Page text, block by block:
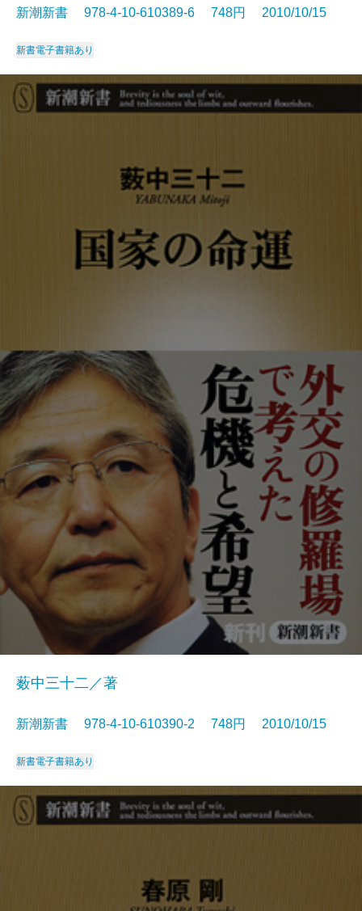
新潮新書 978-4-10-610389-6 748円 2010/10/15
新書電子書籍あり
薮中三十二／著
新潮新書 978-4-10-610390-2 748円 2010/10/15
新書電子書籍あり